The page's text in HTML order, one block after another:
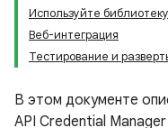
Используйте
Веб-интеграция
Тестирование и
В этом документе
API Credential